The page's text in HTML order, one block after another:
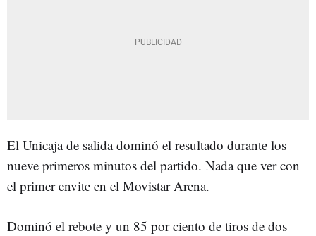
El Unicaja de salida dominó el resultado durante los
nueve primeros minutos del partido. Nada que ver con
el primer envite en el Movistar Arena.
Dominó el rebote y un 85 por ciento de tiros de dos